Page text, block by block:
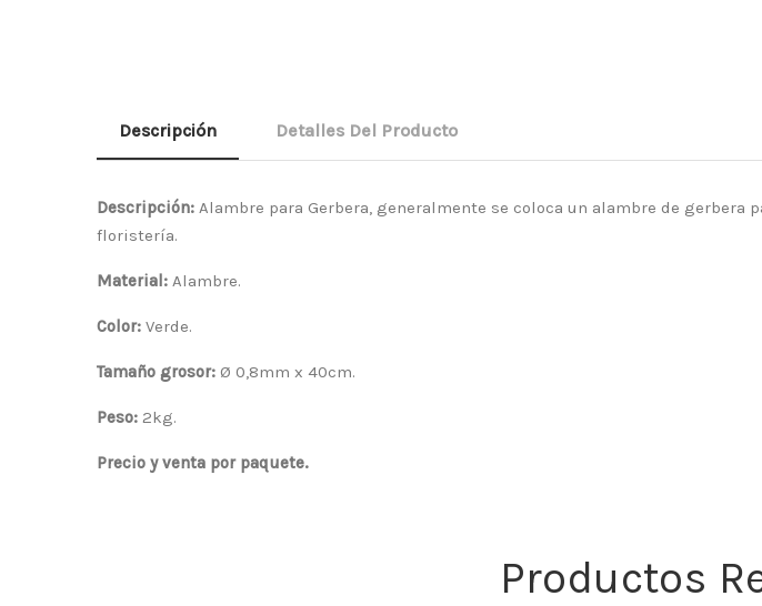
Descripción Detalles Del Producto
Descripción: Alambre para Gerbera, generalmente se coloca un alambre de
floristería.
Material: Alambre.
Color: Verde.
Tamaño grosor: Ø 0,8mm x 40cm.
Peso: 2kg.
Precio y venta por paquete.
Productos